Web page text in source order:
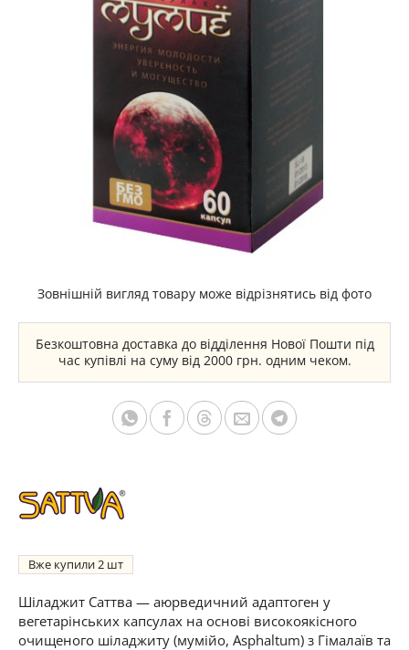
Зовнішній вигляд товару може відрізнятись від фото
Безкоштовна доставка до відділення Нової Пошти під
час купівлі на суму від 2000 грн. одним чеком.
Вже купили2
Шіладжит Саттва — аюрведичний адаптоген у
вегетарінських капсулах на основі високоякісного
очищеного шіладжиту (мумійо, Asphaltum) з Гімалаїв та